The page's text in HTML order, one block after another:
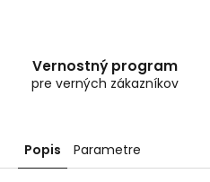
Vernostný program
pre verných zákazníkov
Popis Parametre